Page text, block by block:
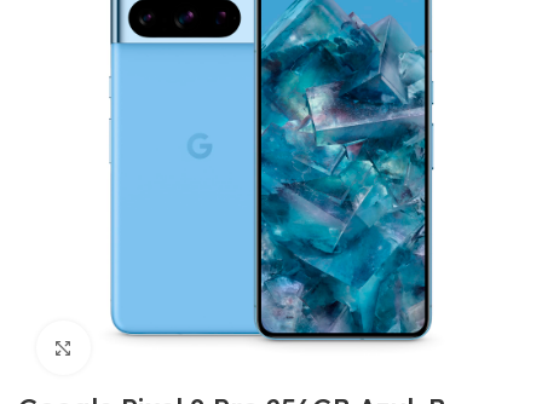
Click to enlarge